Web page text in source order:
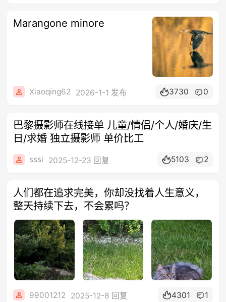
Marangone minore
Xiaoqing62 2026-1-1 发布 3730 0
巴黎摄影师在线接单 儿童/情侣/个人/婚庆/生
日/求婚 独立摄影师 单价比工
sssi 2025-12-23 回复 5103 2
人们都在追求完美，你却没找着人生意义，
整天持续下去，不会累吗？
99001212 2025-12-8 回复 4301 1